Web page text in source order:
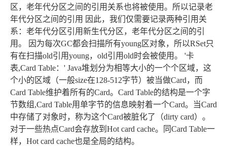
区，老年代分区之间的引用关系也将被使用。所以记录老
年代分区之间的引用 因此，我们仅需要记录两种引用关
系：老年代分区引用新生代分区，老年代分区之间的引
用。 因为每次GC都会扫描所有young区对象，所以RSet只
有在扫描old引用young，old引用old时会被使用。 '卡
表,Card Table：' Java堆划分为相等大小的一个个区域，这
个小的区域（一般size在128-512字节）被当做Card，而
Card Table维护着所有的Card。Card Table的结构是一个字
节数组,Card Table用单字节的信息映射着一个Card。当Card
中存储了对象时，称为这个Card被脏化了（dirty card）。
对于一些热点Card会存放到Hot card cache。同Card Table一
样，Hot card cache也是全局的结构。